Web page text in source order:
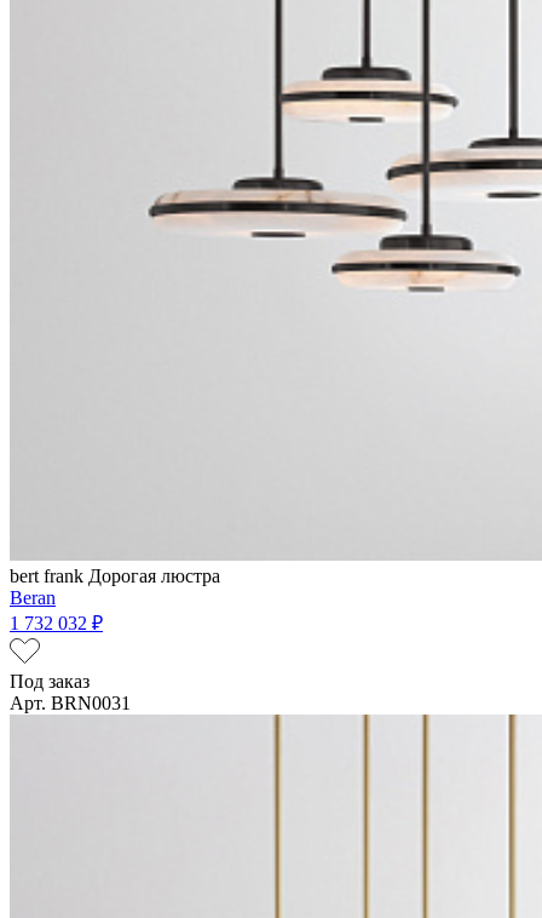
bert frank Дорогая люстра
Beran
1 732 032 ₽
Под заказ
Арт. BRN0031